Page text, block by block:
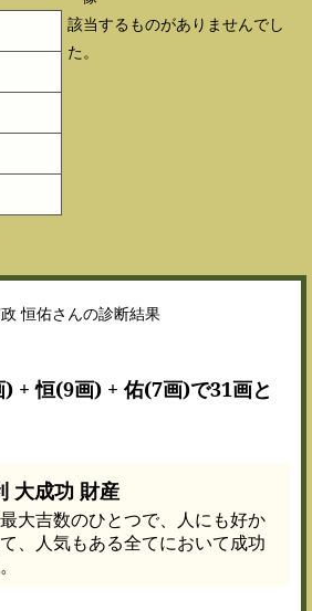
該当するものがありませんでし
た。
+ 恒(9画) + 佑(7画)で31画と
大成功 財産
大吉数のひとつで、人にも好か
、人気もある全てにおいて成功